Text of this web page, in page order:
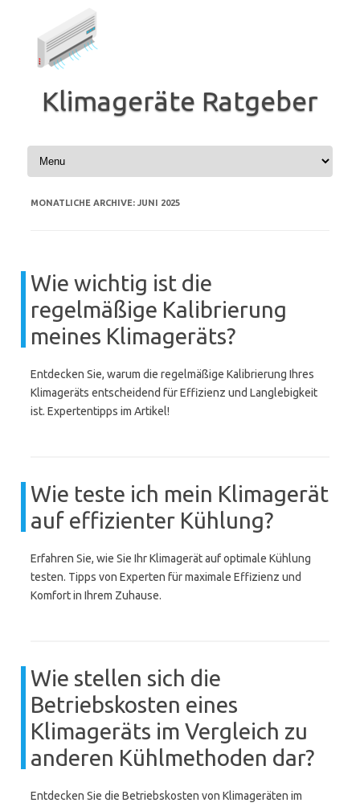
Klimageräte Ratgeber
MONATLICHE ARCHIVE: JUNI 2025
Wie wichtig ist die
regelmäßige Kalibrierung
meines Klimageräts?
Entdecken Sie, warum die regelmäßige Kalibrierung Ihres
Klimageräts entscheidend für Effizienz und Langlebigkeit
ist. Expertentipps im Artikel!
Wie teste ich mein Klimagerät
auf effizienter Kühlung?
Erfahren Sie, wie Sie Ihr Klimagerät auf optimale Kühlung
testen. Tipps von Experten für maximale Effizienz und
Komfort in Ihrem Zuhause.
Wie stellen sich die
Betriebskosten eines
Klimageräts im Vergleich zu
anderen Kühlmethoden dar?
Entdecken Sie die Betriebskosten von Klimageräten im